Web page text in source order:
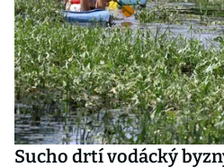
Sucho drtí vodácký